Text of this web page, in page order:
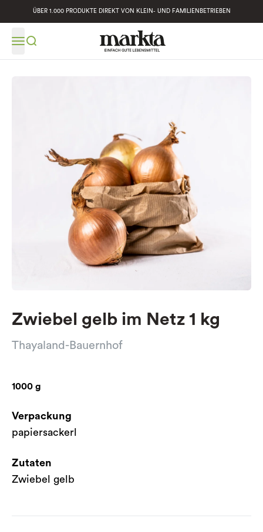
ÜBER 1.000 PRODUKTE DIREKT VON KLEIN- UND FAMILIENBETRIEBEN
Zwiebel gelb im Netz 1 kg
Thayaland-Bauernhof
1000 g
Verpackung
papiersackerl
Zutaten
Zwiebel gelb